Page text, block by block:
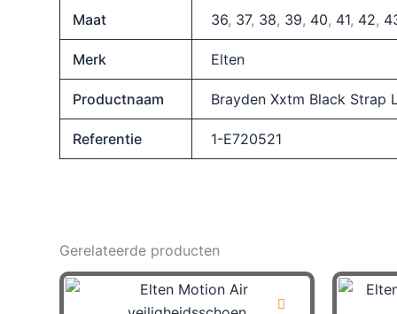
Maat 36, 37, 38, 39, 40, 41, 42,
Merk Elten
Productnaam Brayden Xxtm Black Strap
Referentie 1-E720521
Gerelateerde producten